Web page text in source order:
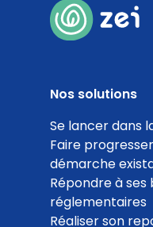
Nos solutions
Se lancer dans
Faire
démarche
Répondre à ses
réglementaires
Réaliser son